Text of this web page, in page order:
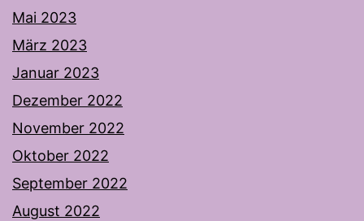
Mai 2023
März 2023
Januar 2023
Dezember 2022
November 2022
Oktober 2022
September 2022
August 2022